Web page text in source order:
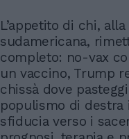
L’appetito di chi,
sudamericana,
completo: no-vax
un vaccino, Trump
chissà dove
populismo di destra
sfiducia verso i